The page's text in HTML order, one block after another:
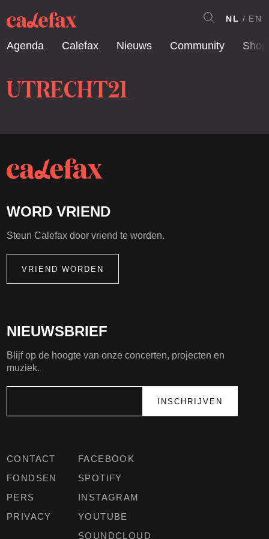
Agenda Calefax Nieuws Community Shop
NL EN
UTRECHT21
CONTACT
FONDSEN
PERS
PRIVACY
FACEBOOK
SPOTIFY
INSTAGRAM
YOUTUBE
SOUNDCLOUD
NIEUWSBRIEF
Blijf op de hoogte van onze concerten, projecten en
muziek.
WORD VRIEND
Steun Calefax door vriend te worden.
VRIEND WORDEN